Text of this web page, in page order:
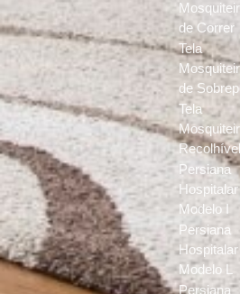
de Correr
Tela
de
Tela
Recolhível
Persiana
Hospitalar
Modelo I
Persiana
Hospitalar
Modelo L
Persiana